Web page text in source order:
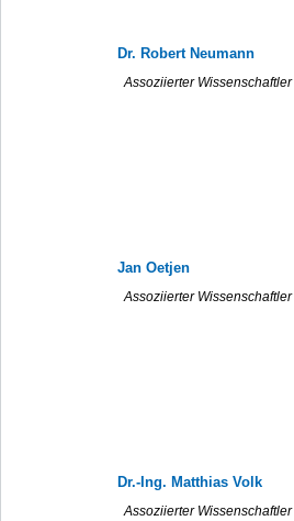
Dr. Robert Neumann
Assoziierter Wissenschaftler
Jan Oetjen
Assoziierter Wissenschaftler
Dr.-Ing. Matthias Volk
Assoziierter Wissenschaftler